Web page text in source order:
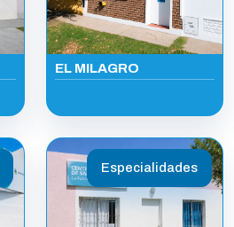
EL MILAGRO
Especialidades